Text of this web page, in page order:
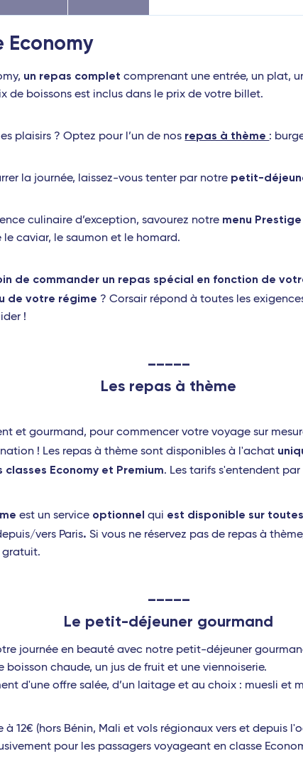
Economy
un repas complet comprenant une entrée, un plat,
de boissons est inclus dans le prix de votre billet.
plaisirs ? Optez pour l’un de nos repas à thème :
la journée, laissez-vous tenter par notre petit-
culinaire d’exception, savourez notre menu Prestige
le caviar, le saumon et le homard.
de commander un repas spécial en fonction de
de votre régime ? Corsair répond à toutes les
!
Les repas à thème
et gourmand, pour commencer votre voyage sur
! Les repas à thème sont disponibles à l'achat
Economy et Premium. Les tarifs s'entendent
est un service optionnel qui est disponible sur
vers Paris.Si vous ne réservez pas de repas à
gratuit.
Le petit-déjeuner gourmand
journée en beauté avec notre petit-déjeuner
boisson chaude, un jus de fruit et une viennoiserie.
d'une offre salée, d’un laitage et au choix : muesli et
12€ (hors Bénin, Mali et vols régionaux vers et depuis
pour les passagers voyageant en classe